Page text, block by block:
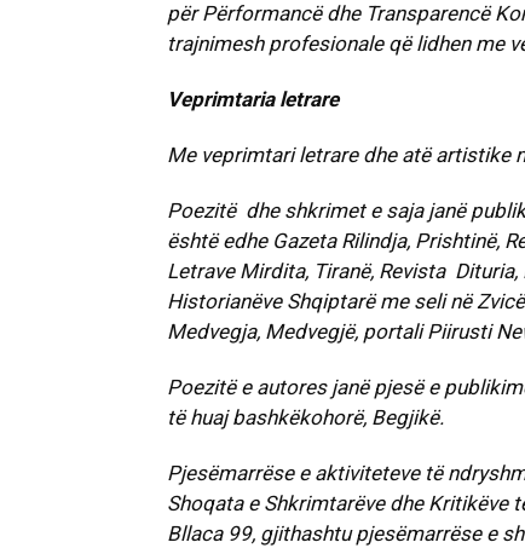
për Përformancë dhe
trajnimesh profesionale që lidhen me
Veprimtaria letrare
Me veprimtari letrare dhe atë artistike
Poezitë dhe shkrimet e saja janë
është edhe Gazeta Rilindja, Prishtinë,
Letrave Mirdita, Tiranë, Revista
Historianëve Shqiptarë me seli në
Medvegja, Medvegjë, portali Piirusti
Poezitë e autores janë pjesë e
të huaj bashkëkohorë, Begjikë.
Pjesëmarrëse e aktiviteteve të
Shoqata e Shkrimtarëve dhe Kritikëve
Bllaca 99, gjithashtu pjesëmarrëse e